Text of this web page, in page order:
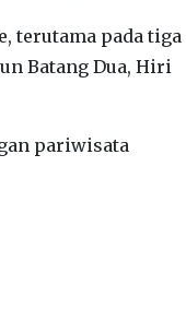
terutama pada tiga
Batang Dua, Hiri
pariwisata